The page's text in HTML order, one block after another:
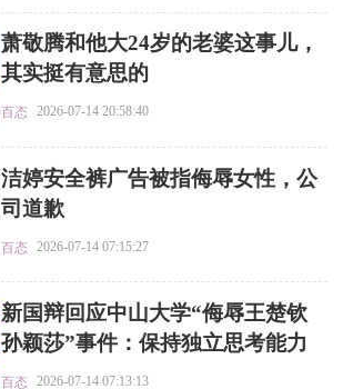
​萧敬腾和他大24岁的老婆这事儿，
其实挺有意思的
百态 2026-07-14 20:58:40
​洁婷安全裤广告被指侮辱女性，公
司道歉
百态 2026-07-14 07:15:27
​新国辩回应中山大学“侮辱王楚钦
孙颖莎”事件：保持独立思考能力
百态 2026-07-14 07:13:13